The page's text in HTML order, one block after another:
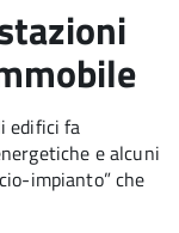
edifici fa
e alcuni
impianto” che